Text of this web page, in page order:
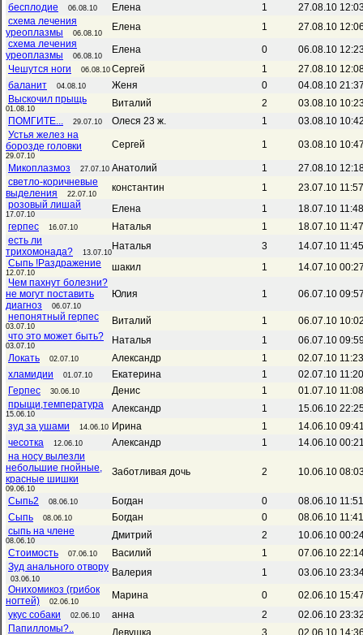
бесплодие
06.08.10 Елена 1
27.08.10
схема лечения
уреоплазмы
06.08.10
Елена 1
27.08.10
схема лечения
уреоплазмы
06.08.10
Елена 0
06.08.10
Чешутся ноги
06.08.10 Сергей 1
27.08.10
баланит
04.08.10 Женя 0
04.08.10
Выскочил прыщь
01.08.10 Виталий 2
03.08.10
ПОМГИТЕ...
29.07.10 Олеся 23 ж. 1
03.08.10
Устья желез на
борозде головки
29.07.10
Сергей 1 03.08.10
Микоплазмоз 27.07.10 Анатолий 1
27.08.10
светло-коричневые
выделения
22.07.10
константин 1
23.07.10
розовый лишай
17.07.10 Елена 1
18.07.10
герпес
16.07.10 Наталья 1
18.07.10
есть ли
трихомонада?
13.07.10
Наталья 3
14.07.10
Сыпь !Раздражение
12.07.10 шакил 1
14.07.10
Чем пахнут болезни?
не могут поставить
диагноз
06.07.10
Юлия 1
06.07.10
непонятный герпес
03.07.10 Виталий 1
06.07.10
что это может быть?
03.07.10 Наталья 1
06.07.10
Локать
02.07.10 Александр 1
02.07.10
хламидии
01.07.10 Екатерина 1
02.07.10
Герпес
30.06.10 Денис 1
01.07.10
прыщи,температура
15.06.10 Александр 1
15.06.10
зуд за ушами
14.06.10 Ирина 1
14.06.10
чесотка
12.06.10 Александр 1
14.06.10
на носу вылезли
небольшие гнойные,
красные шишки
09.06.10
Заботливая дочь 2 10.06.10
Сыпь2 08.06.10 Богдан 0
08.06.10
Сыпь
08.06.10 Богдан 0
08.06.10
сыпь на члене
08.06.10 Дмитрий 2
10.06.10
Стоимость
07.06.10 Василий 1
07.06.10
Зуд анального отвору
03.06.10
Валерия 1
03.06.10
Онихомикоз (грибок
ногтей)
02.06.10
Марина 0
02.06.10
укус собаки
02.06.10 анна 2
02.06.10
Папилломы?..
Девушка 3 02.06.10